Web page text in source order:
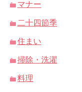
マナー
二十四節季
住まい
掃除・洗濯
料理